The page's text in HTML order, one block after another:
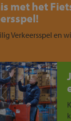
met het
Verkeersspel en